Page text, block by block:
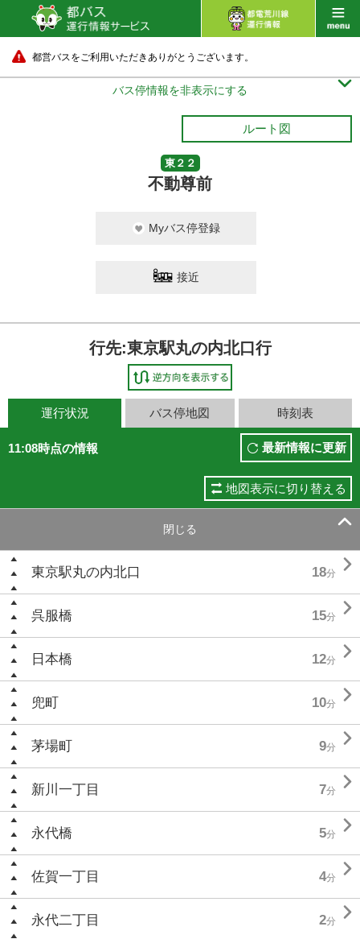
都営バスをご利用いただきありがとうございます。
バス停情報を非表示にする 
ルート図
東２２
不動尊前
Myバス停登録
接近
行先:東京駅丸の内北口行
運行状況 バス停地図 時刻表
11:08時点の情報 最新情報に更新
地図表示に切り替える
閉じる 
東京駅丸の内北口 18分 
呉服橋 15分 
日本橋 12分 
兜町 10分 
茅場町 9分 
新川一丁目 7分 
永代橋 5分 
佐賀一丁目 4分 
永代二丁目 2分 